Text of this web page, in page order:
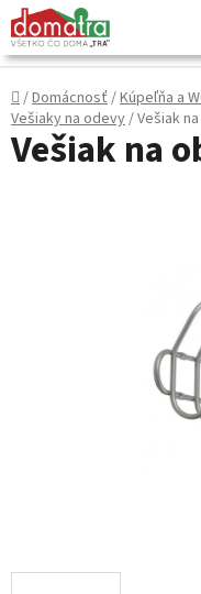
Prejsť
na
obsah
Domov
/Domácnosť/Kúpeľňa a
Vešiaky na odevy/Vešiak
Vešiak na